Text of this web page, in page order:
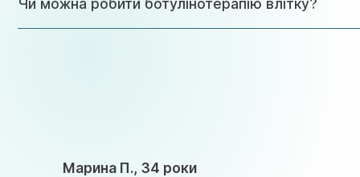
Чи можна робити ботулінотерапію влітку?
Марина П., 34 роки